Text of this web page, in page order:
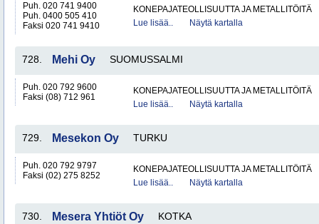
Puh. 020 741 9400
Puh. 0400 505 410
Faksi 020 741 9410
KONEPAJATEOLLISUUTTA JA METALLITÖITÄ
Lue lisää..
Näytä kartalla
728. Mehi Oy SUOMUSSALMI
Puh. 020 792 9600
Faksi (08) 712 961
KONEPAJATEOLLISUUTTA JA METALLITÖITÄ
Lue lisää..
Näytä kartalla
729. Mesekon Oy TURKU
Puh. 020 792 9797
Faksi (02) 275 8252
KONEPAJATEOLLISUUTTA JA METALLITÖITÄ
Lue lisää..
Näytä kartalla
730. Mesera Yhtiöt Oy KOTKA